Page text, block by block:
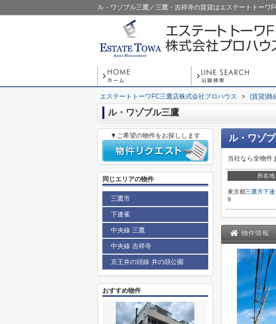
ル・ワゾブル三鷹／三鷹・吉祥寺の賃貸はエステートトーワ
エステートトーワFC三鷹店株式会社プロハウス > (賃貸)路
ル・ワゾブル三鷹
ル・ワゾ
当社なら全物件
所在地
東京都三鷹市下連
9
物件情報
▼ご希望の物件をお探しします
同じエリアの物件
三鷹市
下連雀
中央線 三鷹
中央線 吉祥寺
京王井の頭線 井の頭公園
おすすめ物件